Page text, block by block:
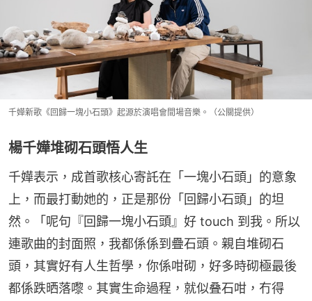
千嬅新歌《回歸一塊小石頭》起源於演唱會間場音樂。（公關提供）
楊千嬅堆砌石頭悟人生
千嬅表示，成首歌核心寄託在「一塊小石頭」的意象
上，而最打動她的，正是那份「回歸小石頭」的坦
然。「呢句『回歸一塊小石頭』好 touch 到我。所以
連歌曲的封面照，我都係係到疊石頭。親自堆砌石
頭，其實好有人生哲學，你係咁砌，好多時砌極最後
都係跌晒落嚟。其實生命過程，就似叠石咁，冇得